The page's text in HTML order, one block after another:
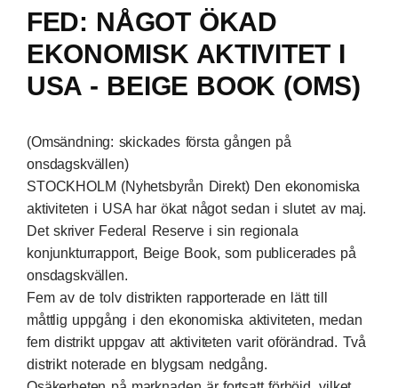
FED: NÅGOT ÖKAD
EKONOMISK AKTIVITET I
USA - BEIGE BOOK (OMS)
(Omsändning: skickades första gången på
onsdagskvällen)
STOCKHOLM (Nyhetsbyrån Direkt) Den ekonomiska
aktiviteten i USA har ökat något sedan i slutet av maj.
Det skriver Federal Reserve i sin regionala
konjunkturrapport, Beige Book, som publicerades på
onsdagskvällen.
Fem av de tolv distrikten rapporterade en lätt till
måttlig uppgång i den ekonomiska aktiviteten, medan
fem distrikt uppgav att aktiviteten varit oförändrad. Två
distrikt noterade en blygsam nedgång.